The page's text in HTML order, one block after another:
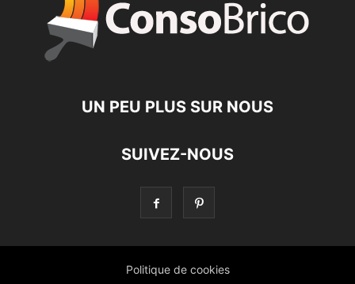
UN PEU PLUS SUR NOUS
SUIVEZ-NOUS
Politique de cookies